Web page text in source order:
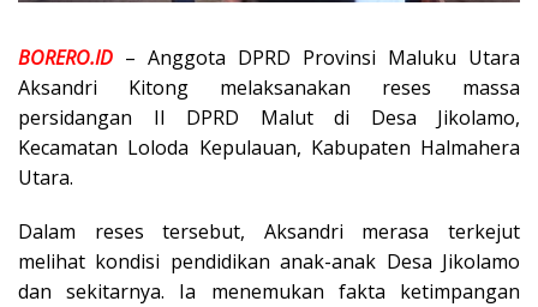
BORERO.ID – Anggota DPRD Provinsi Maluku Utara
Aksandri Kitong melaksanakan reses massa
persidangan II DPRD Malut di Desa Jikolamo,
Kecamatan Loloda Kepulauan, Kabupaten Halmahera
Utara.
Dalam reses tersebut, Aksandri merasa terkejut
melihat kondisi pendidikan anak-anak Desa Jikolamo
dan sekitarnya. Ia menemukan fakta ketimpangan